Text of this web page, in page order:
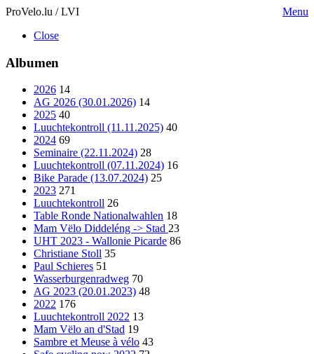
ProVelo.lu / LVI
Menu
Close
Albumen
2026 14
AG 2026 (30.01.2026) 14
2025 40
Luuchtekontroll (11.11.2025) 40
2024 69
Seminaire (22.11.2024) 28
Luuchtekontroll (07.11.2024) 16
Bike Parade (13.07.2024) 25
2023 271
Luuchtekontroll 26
Table Ronde Nationalwahlen 18
Mam Vëlo Diddeléng -> Stad 23
UHT 2023 - Wallonie Picarde 86
Christiane Stoll 35
Paul Schieres 51
Wasserburgenradweg 70
AG 2023 (20.01.2023) 48
2022 176
Luuchtekontroll 2022 13
Mam Vëlo an d'Stad 19
Sambre et Meuse à vélo 43